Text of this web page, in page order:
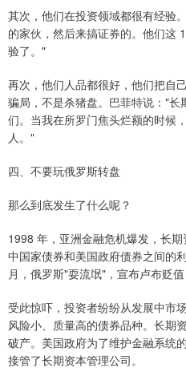
其次，他们在投资领域都很有经验
的家伙，然后来搞证券的。他们这
验了。"
再次，他们人品都很好，他们把自
骗局，不是杀猪盘。巴菲特说："
们。当我在所罗门焦头烂额的时候
人。"
四、不要玩俄罗斯转盘
那么到底发生了什么呢？
1998 年，亚洲金融危机爆发，长
中国家债券和美国政府债券之间的
月，俄罗斯"耍流氓"，宣布卢布贬值
受此惊吓，投资者纷纷从发展中市
风险小、质量高的债券品种。长期
破产。美国政府为了维护金融系统
接管了长期资本管理公司。